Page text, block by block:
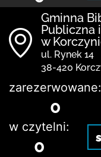
Gminna
Publiczna
w
ul. Rynek 14
38-420
zarezerwowane:
0
w czytelni:
0